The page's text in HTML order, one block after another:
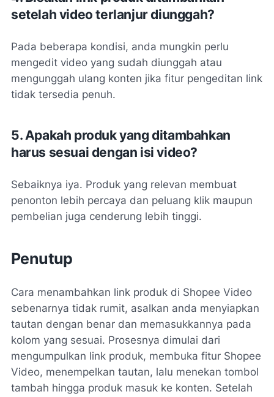
setelah video terlanjur diunggah?
Pada beberapa kondisi, anda mungkin perlu
mengedit video yang sudah diunggah atau
mengunggah ulang konten jika fitur pengeditan link
tidak tersedia penuh.
5. Apakah produk yang ditambahkan
harus sesuai dengan isi video?
Sebaiknya iya. Produk yang relevan membuat
penonton lebih percaya dan peluang klik maupun
pembelian juga cenderung lebih tinggi.
Penutup
Cara menambahkan link produk di Shopee Video
sebenarnya tidak rumit, asalkan anda menyiapkan
tautan dengan benar dan memasukkannya pada
kolom yang sesuai. Prosesnya dimulai dari
mengumpulkan link produk, membuka fitur Shopee
Video, menempelkan tautan, lalu menekan tombol
tambah hingga produk masuk ke konten. Setelah